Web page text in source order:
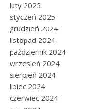
luty 2025
styczeń 2025
grudzień 2024
listopad 2024
październik 2024
wrzesień 2024
sierpień 2024
lipiec 2024
czerwiec 2024